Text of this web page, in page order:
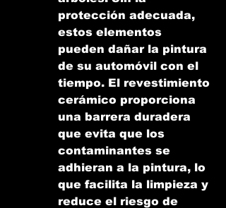
protección adecuada,
estos elementos
pueden dañar la pintura
de su automóvil con el
tiempo. El revestimiento
cerámico proporciona
una barrera duradera
que evita que los
contaminantes se
adhieran a la pintura, lo
que facilita la limpieza y
reduce el riesgo de